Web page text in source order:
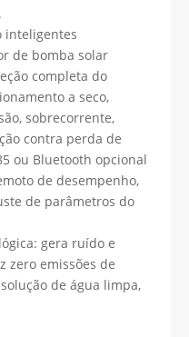
inteligentes
de bomba solar
completa do
a seco,
sobrecorrente,
contra perda de
ou Bluetooth opcional
de desempenho,
de parâmetros do
gera ruído e
zero emissões de
de água limpa,